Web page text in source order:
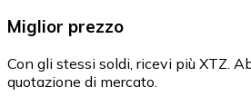
Miglior prezzo
Con gli stessi soldi, ricevi più XTZ.
quotazione di mercato.